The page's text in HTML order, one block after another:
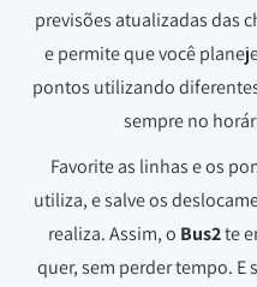
previsões atualizadas das
e permite que você
pontos utilizando
sempre no
Favorite as linhas e os
utiliza, e salve os
realiza. Assim, o Bus2te
quer, sem perder tempo. E